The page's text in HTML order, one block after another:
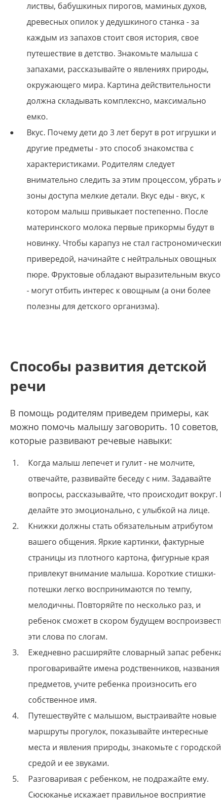
листвы, бабушкиных пирогов, маминых духов,
древесных опилок у дедушкиного станка - за
каждым из запахов стоит своя история, свое
путешествие в детство. Знакомьте малыша с
запахами, рассказывайте о явлениях природы,
окружающего мира. Картина действительности
должна складывать комплексно, максимально
емко.
Вкус. Почему дети до 3 лет берут в рот игрушки и
другие предметы - это способ знакомства с
характеристиками. Родителям следует
внимательно следить за этим процессом, убрать
зоны доступа мелкие детали. Вкус еды - вкус, к
котором малыш привыкает постепенно. После
материнского молока первые прикормы будут в
новинку. Чтобы карапуз не стал
привередой, начинайте с нейтральных овощных
пюре. Фруктовые обладают выразительным
- могут отбить интерес к овощным (а они более
полезны для детского организма).
Способы развития детской
речи
В помощь родителям приведем примеры, как
можно помочь малышу заговорить. 10 советов,
которые развивают речевые навыки:
Когда малыш лепечет и гулит - не молчите,
отвечайте, развивайте беседу с ним. Задавайте
вопросы, рассказывайте, что происходит вокруг.
делайте это эмоционально, с улыбкой на лице.
Книжки должны стать обязательным атрибутом
вашего общения. Яркие картинки, фактурные
страницы из плотного картона, фигурные края
привлекут внимание малыша. Короткие стишки-
потешки легко воспринимаются по темпу,
мелодичны. Повторяйте по несколько раз, и
ребенок сможет в скором будущем
эти слова по слогам.
Ежедневно расширяйте словарный запас
проговаривайте имена родственников, названия
предметов, учите ребенка произносить его
собственное имя.
Путешествуйте с малышом, выстраивайте новые
маршруты прогулок, показывайте интересные
места и явления природы, знакомьте с городской
средой и ее звуками.
Разговаривая с ребенком, не подражайте ему.
Сюсюканье искажает правильное восприятие